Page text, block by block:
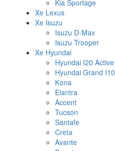
Kia Sportage
Xe Lexus
Xe Isuzu
Isuzu D-Max
Isuzu Trooper
Xe Hyundai
Hyundai I20 Active
Hyundai Grand I10
Kona
Elantra
Accent
Tucson
Santafe
Creta
Avante